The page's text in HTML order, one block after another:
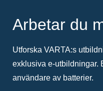
Arbetar du
Utforska VARTA:s
exklusiva e-utbildningar.
användare av batterier.